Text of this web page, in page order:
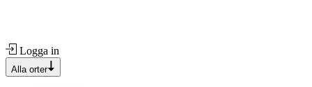
Logga in
Alla orter